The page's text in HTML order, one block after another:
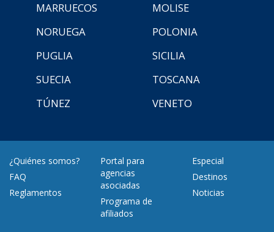
MARRUECOS
MOLISE
NORUEGA
POLONIA
PUGLIA
SICILIA
SUECIA
TOSCANA
TÚNEZ
VENETO
¿Quiénes somos?
FAQ
Reglamentos
Portal para
agencias
asociadas
Programa de
afiliados
Especial
Destinos
Noticias